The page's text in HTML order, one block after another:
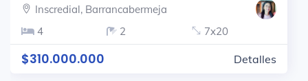
Inscredial, Barrancabermeja
4
2 7x20
$310.000.000 Detalles